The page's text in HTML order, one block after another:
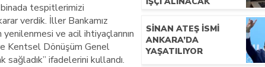
tespitlerimizi
verdik. İller Bankamız
ve acil ihtiyaçlarının
Kentsel Dönüşüm Genel
sağladık” ifadelerini kullandı.
SINAN ATEŞ İSMI
ANKARA’DA
YAŞATILIYOR